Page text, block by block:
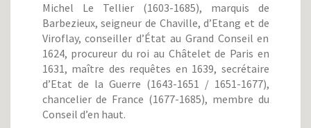
Michel Le Tellier (1603-1685), marquis de
Barbezieux, seigneur de Chaville, d’Etang et de
Viroflay, conseiller d’État au Grand Conseil en
1624, procureur du roi au Châtelet de Paris en
1631, maître des requêtes en 1639, secrétaire
d’Etat de la Guerre (1643-1651 / 1651-1677),
chancelier de France (1677-1685), membre du
Conseil d’en haut.